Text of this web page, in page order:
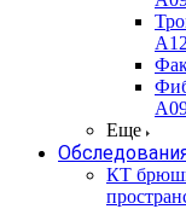
Еще
КТ